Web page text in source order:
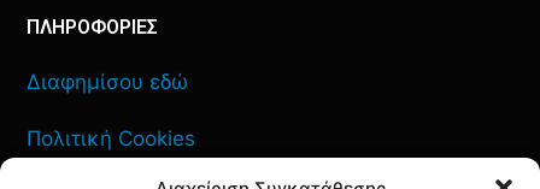
ΠΛΗΡΟΦΟΡΙΕΣ
Διαφημίσου εδώ
Πολιτική Cookies